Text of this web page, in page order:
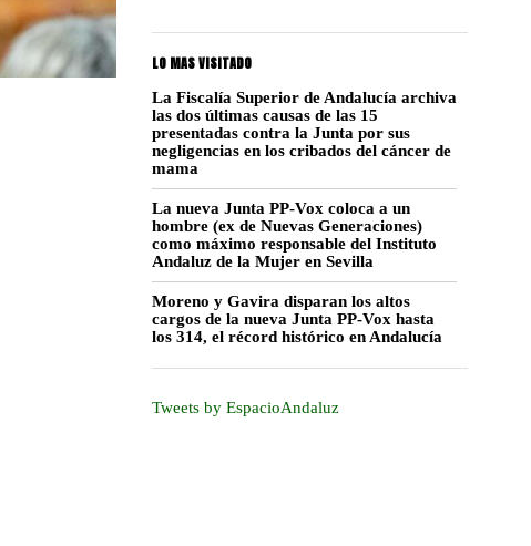
LO MAS VISITADO
La Fiscalía Superior de Andalucía archiva
las dos últimas causas de las 15
presentadas contra la Junta por sus
negligencias en los cribados del cáncer de
mama
La nueva Junta PP-Vox coloca a un
hombre (ex de Nuevas Generaciones)
como máximo responsable del Instituto
Andaluz de la Mujer en Sevilla
Moreno y Gavira disparan los altos
cargos de la nueva Junta PP-Vox hasta
los 314, el récord histórico en Andalucía
Tweets by EspacioAndaluz